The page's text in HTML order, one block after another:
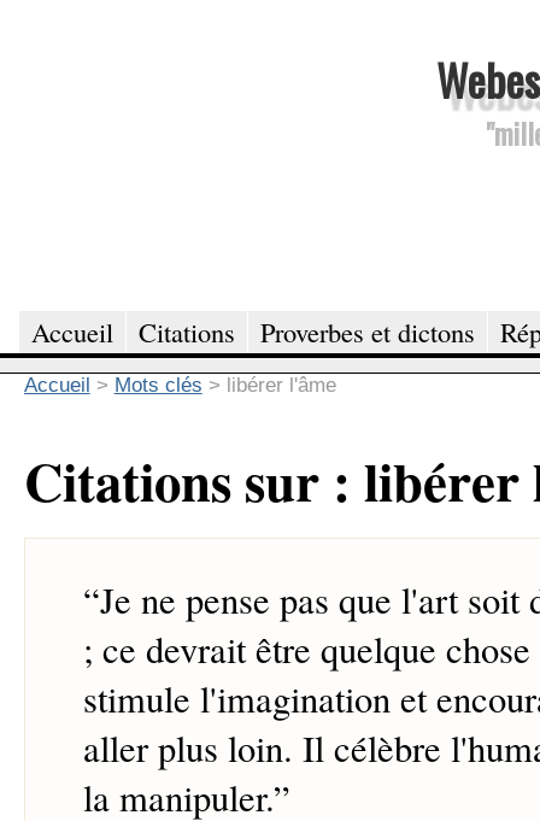
Accueil Citations Proverbes et dictons
Accueil > Mots clés > libérer l'âme
Citations sur : libérer
“Je ne pense pas que l'art soit
; ce devrait être quelque
stimule l'imagination et
aller plus loin. Il célèbre
la manipuler.”